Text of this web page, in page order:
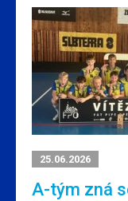
25.06.2026
A-tým zná